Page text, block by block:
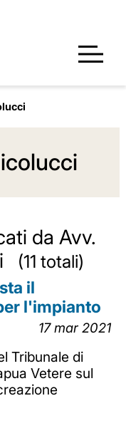
da Avv.
(11 totali)
il
l'impianto
17 mar 2021
Tribunale di
Vetere sul